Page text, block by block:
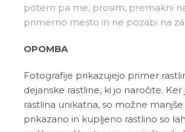
potem pa me, prosim, premakni
primerno mesto in ne pozabi na
OPOMBA
Fotografije prikazujejo primer
dejanske rastline, ki jo naročite. Ker
rastlina unikatna, so možne
prikazano in kupljeno rastlino so